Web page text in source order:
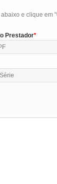
e clique em
Prestador